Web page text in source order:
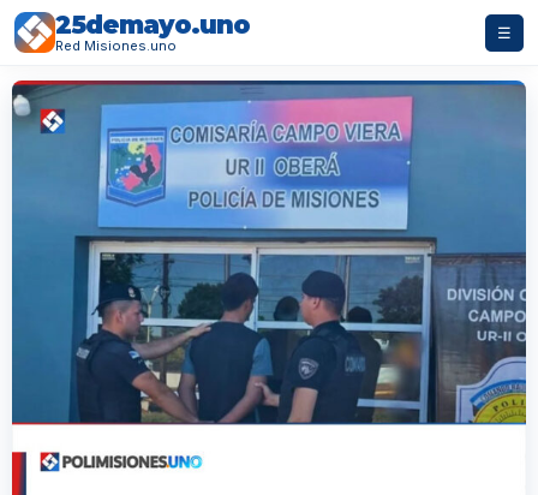
25demayo.uno
Red Misiones.uno
☰